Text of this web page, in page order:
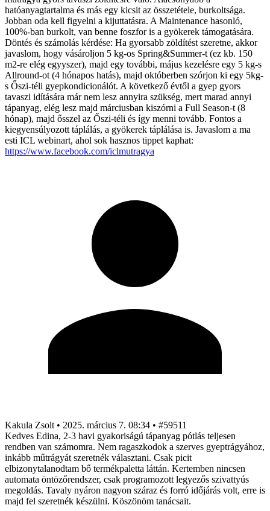
hatóanyagtartalma és más egy kicsit az összetétele, burkoltsága.
Jobban oda kell figyelni a kijuttatásra. A Maintenance hasonló,
100%-ban burkolt, van benne foszfor is a gyökerek támogatására.
Döntés és számolás kérdése: Ha gyorsabb zöldítést szeretne, akkor
javaslom, hogy vásároljon 5 kg-os Spring&Summer-t (ez kb. 150
m2-re elég egyyszer), majd egy további, május kezelésre egy 5 kg-s
Allround-ot (4 hónapos hatás), majd októberben szórjon ki egy 5kg-
s Őszi-téli gyepkondicionálót. A következő évtől a gyep gyors
tavaszi idítására már nem lesz annyira szükség, mert marad annyi
tápanyag, elég lesz majd márciusban kiszórni a Full Season-t (8
hónap), majd ősszel az Őszi-téli és így menni tovább. Fontos a
kiegyensúlyozott táplálás, a gyökerek táplálása is. Javaslom a ma
esti ICL webinart, ahol sok hasznos tippet kaphat:
https://www.facebook.com/iclmutragya
Kakula Zsolt • 2025. március 7. 08:34 • #59511
Kedves Edina, 2-3 havi gyakoriságú tápanyag pótlás teljesen
rendben van számomra. Nem ragaszkodok a szerves gyeptrágyához,
inkább műtrágyát szeretnék választani. Csak picit
elbizonytalanodtam bő termékpaletta láttán. Kertemben nincsen
automata öntözőrendszer, csak programozott legyezős szivattyús
megoldás. Tavaly nyáron nagyon száraz és forró időjárás volt, erre is
majd fel szeretnék készülni. Köszönöm tanácsait.